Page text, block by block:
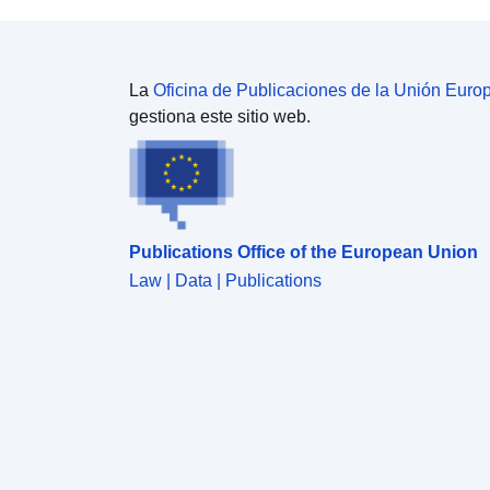
La Oficina de Publicaciones de la Unión
gestiona este sitio web.
Publications Office of the European Union
Law | Data | Publications